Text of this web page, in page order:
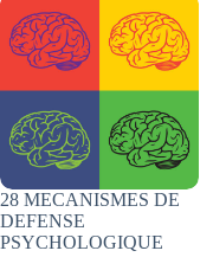
déréalisation
28 MECANISMES DE
DEFENSE
PSYCHOLOGIQUE